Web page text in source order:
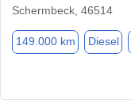
Schermbeck, 46514
149.000 km Diesel